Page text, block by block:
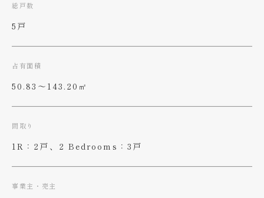
総戸数
5戸
占有面積
50.83〜143.20㎡
間取り
1R：2戸、2 Bedrooms：3戸
事業主・売主